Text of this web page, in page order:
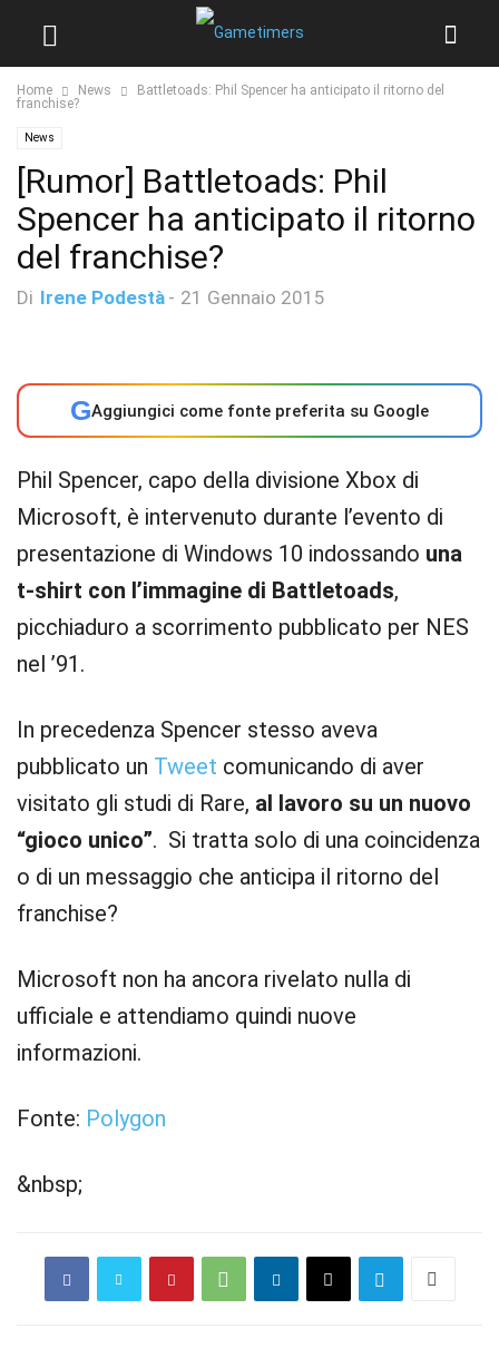
Home News
Battletoads: Phil Spencer ha anticipato il ritorno del
franchise?
News
[Rumor] Battletoads: Phil
Spencer ha anticipato il ritorno
del franchise?
Di Irene Podestà - 21 Gennaio 2015
GAggiungici come fonte preferita su Google
Phil Spencer, capo della divisione Xbox di
Microsoft, è intervenuto durante l’evento di
presentazione di Windows 10 indossando una
t-shirt con l’immagine di Battletoads,
picchiaduro a scorrimento pubblicato per NES
nel ’91.
In precedenza Spencer stesso aveva
pubblicato un Tweet comunicando di aver
visitato gli studi di Rare, al lavoro su un nuovo
“gioco unico”. Si tratta solo di una coincidenza
o di un messaggio che anticipa il ritorno del
franchise?
Microsoft non ha ancora rivelato nulla di
ufficiale e attendiamo quindi nuove
informazioni.
Fonte: Polygon
&nbsp;